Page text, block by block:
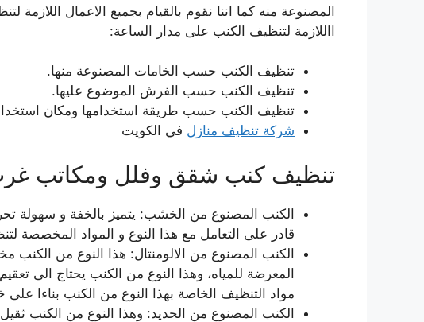
المصنوعة منه كما اننا نقوم بالقيام بجميع الاعمال اللازمة
االلازمة لتنظيف الكنب على مدار الساعة:
تنظيف الكنب حسب الخامات المصنوعة منها.
تنظيف الكنب حسب الفرش الموضوع عليها.
تنظيف الكنب حسب طريقة استخدامها ومكان
شركة تنظيف منازل في الكويت
تنظيف كنب شقق وفلل ومكاتب غرب
الكنب المصنوع من الخشب: يتميز بالخفة و سهولة
قادر على التعامل مع هذا النوع و المواد المخصصة
الكنب المصنوع من الالومنتال: هذا النوع من
المعرضة للمياه، وهذا النوع من الكنب يحتاج الى
مواد التنظيف الخاصة بهذا النوع من الكنب بناءا
الكنب المصنوع من الحديد: وهذا النوع من الكنب